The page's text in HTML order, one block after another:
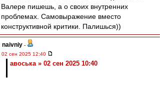
Валере пишешь, а о своих внутренних
проблемах. Самовыражение вместо
конструктивной критики. Палишься))
naivniy -
02 сен 2025 12:40
авоська » 02 сен 2025 10:40